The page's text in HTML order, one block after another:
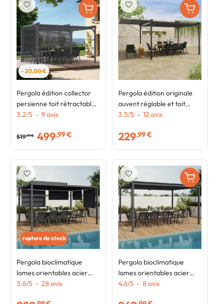
- 20,00 €
Pergola édition collector
persienne toit rétractable
3x4M 4 pans modulables
3.2/5 - 9avis
519,99 € 499,99 €
favorite_border
Pergola édition originale
auvent réglable et toit
rétractable 3x4M gris
3.5/5 - 12 avis
229,99 €
favorite_border
rupture de stock
Pergola bioclimatique
lames orientables acier
3x4 M et 4 stores gris
3.6/5 - 28 avis
favorite_border
Pergola bioclimatique
lames orientables acier
3x4 M gris anthracite
4.6/5 - 8 avis
favorite_border